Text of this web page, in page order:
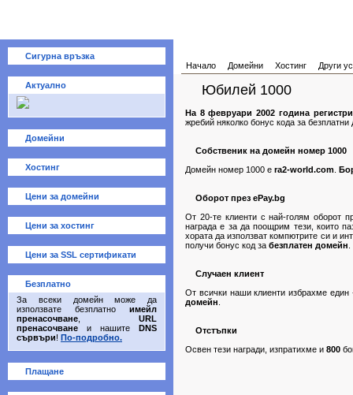
Сигурна връзка
Актуално
Домейни
Хостинг
Цени за домейни
Цени за хостинг
Цени за SSL сертификати
Безплатно
За всеки домейн може да
използвате безплатно имейл
пренасочване
URL
пренасочване и нашите DNS
сървъри! По-подробно.
Плащане
Начало Домейни Хостинг Други
Юбилей 1000
На 8 февруари 2002 година
жребий няколко бонус кода за
Собственик на домейн номер 1000
Домейн номер 1000 е ra2-world.com
Оборот през ePay.bg
От 20-те клиенти с най-голям оборот
награда е за да поощрим тези, които
хората да използват компютрите си и
получи бонус код за безплатен домейн
Случаен клиент
От всички наши клиенти избрахме
домейн
Отстъпки
Освен тези награди, изпратихме и 800